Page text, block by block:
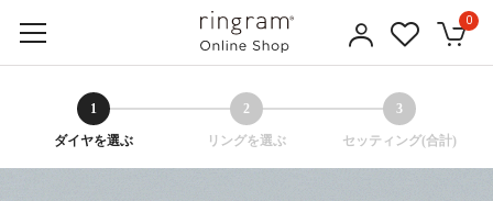
0
1
ダイヤを選ぶ
2
リングを選ぶ
3
セッティング(合計)